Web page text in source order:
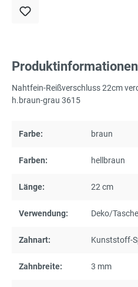
Produktinformationen
Nahtfein-Reißverschluss 22cm
h.braun-grau 3615
Farbe: braun
Farben: hellbraun
Länge: 22 cm
Verwendung: Deko/
Zahnart: Kunststoff-
Zahnbreite: 3 mm